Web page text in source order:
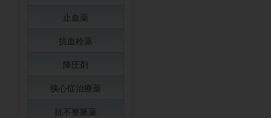
止血薬
抗血栓薬
降圧剤
狭心症治療薬
抗不整脈薬